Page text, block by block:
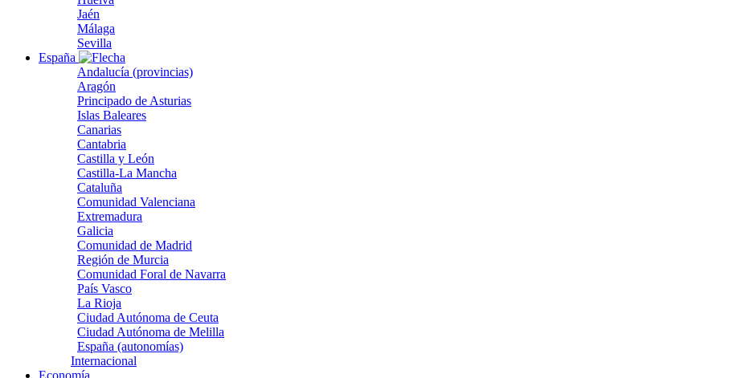
Jaén
Málaga
Sevilla
España
Andalucía (provincias)
Aragón
Principado de Asturias
Islas Baleares
Canarias
Cantabria
Castilla y León
Castilla-La Mancha
Cataluña
Comunidad Valenciana
Extremadura
Galicia
Comunidad de Madrid
Región de Murcia
Comunidad Foral de Navarra
País Vasco
La Rioja
Ciudad Autónoma de Ceuta
Ciudad Autónoma de Melilla
España (autonomías)
Internacional